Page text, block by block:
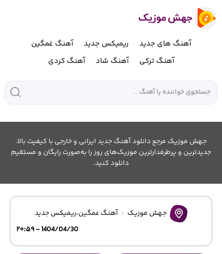
آهنگ های جدید ریمیکس جدید
آهنگ غمگین
آهنگ ترکی
آهنگ شاد آهنگ کردی
جهش موزیک مرجع دانلود آهنگ جدید ایرانی و خارجی با کیفیت بالا.
جدیدترین و پرطرفدارترین موزیک‌های روز را به‌صورت رایگان و مستقیم
دانلود کنید.
جهش موزیک آهنگ غمگین،ریمیکس جدید
1404/04/30 - ۲۰:۵۹